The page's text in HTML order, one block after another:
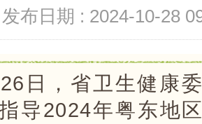
发布日期 : 2024-10-28
日，省卫生健康
导2024年粤东地